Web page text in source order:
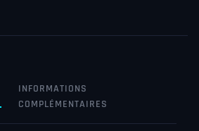
INFORMATIONS
COMPLÉMENTAIRES